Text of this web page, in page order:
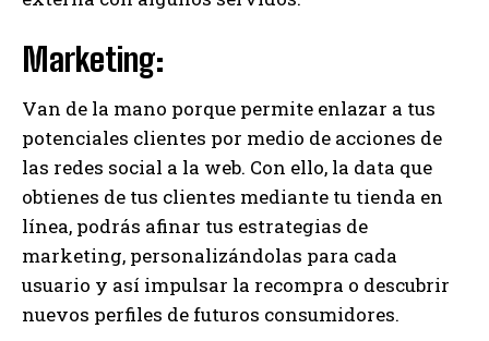
Marketing:
Van de la mano porque permite enlazar a tus
potenciales clientes por medio de acciones de
las redes social a la web. Con ello, la data que
obtienes de tus clientes mediante tu tienda en
línea, podrás afinar tus estrategias de
marketing, personalizándolas para cada
usuario y así impulsar la recompra o descubrir
nuevos perfiles de futuros consumidores.